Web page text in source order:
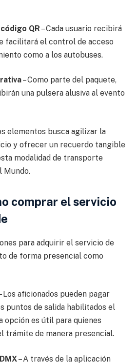
QR – Cada usuario recibirá
facilitará el control de acceso
como a los autobuses.
– Como parte del paquete,
una pulsera alusiva al evento
elementos busca agilizar la
y ofrecer un recuerdo tangible
modalidad de transporte
Mundo.
comprar el servicio
para adquirir el servicio de
de forma presencial como
Los aficionados pueden pagar
puntos de salida habilitados el
opción es útil para quienes
trámite de manera presencial.
– A través de la aplicación